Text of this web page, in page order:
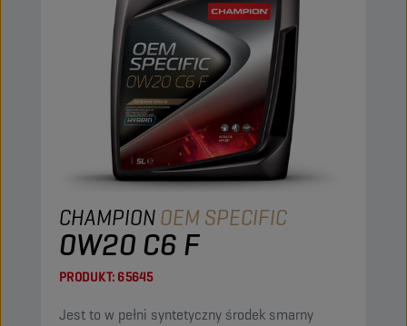
CHAMPIONOEM SPECIFIC
0W20 C6 F
PRODUKT: 65645
Jest to w pełni syntetyczny środek smarny